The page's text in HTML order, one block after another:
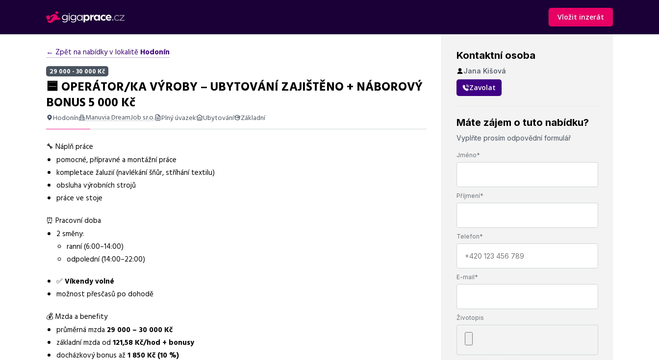
Vložit inzerát
← Zpět na nabídky v lokalitě Hodonín
29 000 - 30 000 Kč
🟦 OPERÁTOR/KA VÝROBY – UBYTOVÁNÍ ZAJIŠTĚNO + NÁBOROVÝ
BONUS 5 000 Kč
Hodonín Manuvia DreamJob s.r.o. Plný úvazek Ubytování Základní
Nabídka práce v Hodoníně na výrobu s ubytováním, bonusy a volnými víkendy. Mzda 29 000–30 000 Kč.
Základní informace
Pozice
Obor / skupina
Lokalita nabídky
Typ úvazku
Mzda
Směny dvousměnný provoz
Pracovní doba 6:00-14:00, 14:00-22:00
🔧 Náplň práce
pomocné, přípravné a montážní práce
kompletace žaluzií (navlékání šňůr, stříhání textilu)
obsluha výrobních strojů
práce ve stoje
⏰ Pracovní doba
2 směny:
ranní (6:00–14:00)
odpolední (14:00–22:00)
✅Víkendy volné
možnost přesčasů po dohodě
💰 Mzda a benefity
průměrná mzda 29 000 – 30 000 Kč
základní mzda od121,58 Kč/hod + bonusy
docházkový bonus až1 850 Kč (10 %)
Kontaktní osoba
Jana Kišová
Zavolat
Máte zájem o tuto nabídku?
Vyplňte prosím odpovědní formulář
Jméno*
Příjmení*
Telefon*
E-mail*
Životopis